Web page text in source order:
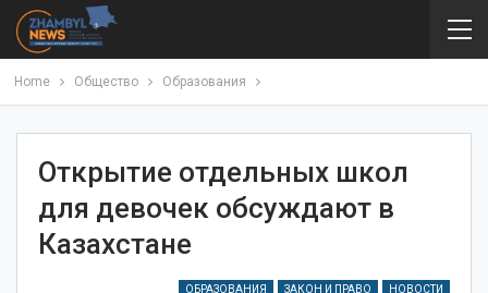
Home Общество Образования
Открытие отдельных школ
для девочек обсуждают в
Казахстане
ОБРАЗОВАНИЯ ЗАКОН И ПРАВО НОВОСТИ